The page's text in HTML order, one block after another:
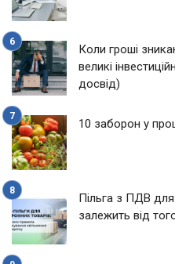
Коли гроші
великі
досвід)
10 заборон у
Пільга з ПДВ
залежить від